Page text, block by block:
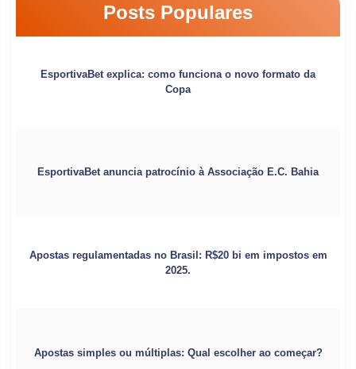
Posts Populares
EsportivaBet explica: como funciona o novo formato da
Copa
EsportivaBet anuncia patrocínio à Associação E.C. Bahia
Apostas regulamentadas no Brasil: R$20 bi em impostos em
2025.
Apostas simples ou múltiplas: Qual escolher ao começar?